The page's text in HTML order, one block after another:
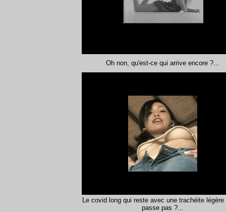
Oh non, qu'est-ce qui arrive encore ?...
Le covid long qui reste avec une trachéite légère
passe pas ?...